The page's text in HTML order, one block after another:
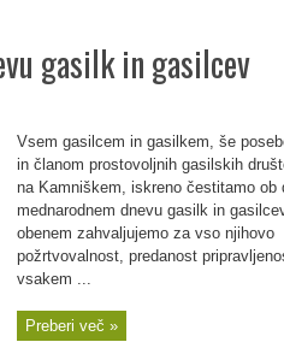
gasilk in gasilcev
Vsem gasilcem in gasilkem, še
in članom prostovoljnih gasilskih
na Kamniškem, iskreno čestitamo ob
mednarodnem dnevu gasilk in
obenem zahvaljujemo za vso njihovo
požrtvovalnost, predanost
vsakem ...
Preberi več »